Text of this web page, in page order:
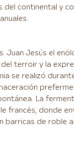
continental y
Juan Jesús el
terroir y la
se realizó
La
francés, donde
barricas de roble